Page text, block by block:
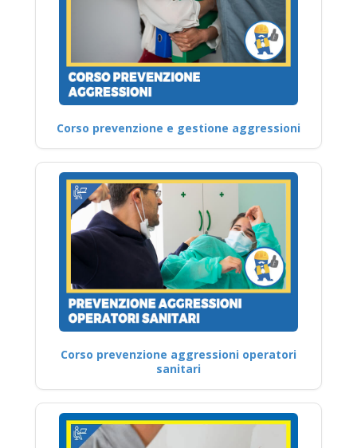
Corso prevenzione e gestione aggressioni
Corso prevenzione aggressioni operatori
sanitari